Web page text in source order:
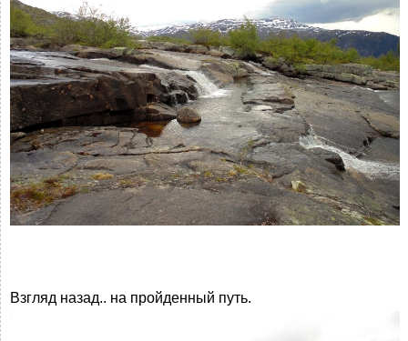
Взгляд назад.. на пройденный путь.